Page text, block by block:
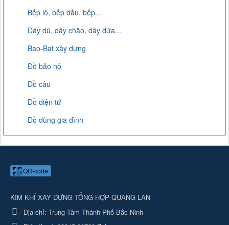
Bếp lò, bếp dầu, bếp...
Dây dù, dây chão, dây dứa...
Bao-Bạt xây dựng
Đồ bảo hộ
Đồ câu
Đồ điện tử
Đồ dùng gia đình
QR-code
KIM KHÍ XÂY DỰNG TỔNG HỢP QUANG LAN
Địa chỉ: Trung Tâm Thành Phố Bắc Ninh